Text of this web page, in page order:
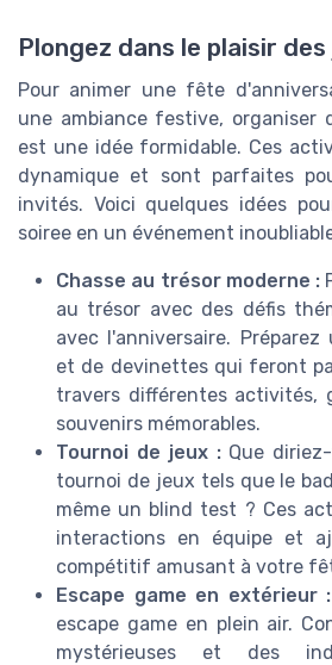
Plongez dans le plaisir
Pour animer une fête
une ambiance festive, organiser
est une idée formidable. Ces
dynamique et sont parfaites
invités. Voici quelques idées
soiree en un événement
Chasse au trésor moderne :
au trésor avec des défis
avec l'anniversaire.
et de devinettes qui feront
travers différentes activités,
souvenirs mémorables.
Tournoi de jeux :Que
tournoi de jeux tels que le
même un blind test ? Ces
interactions en équipe et
compétitif amusant à votre
Escape game en extérieur :
escape game en plein air.
mystérieuses et des